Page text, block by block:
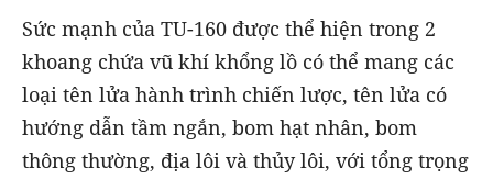
Sức mạnh của TU-160 được thể hiện trong 2
khoang chứa vũ khí khổng lồ có thể mang các
loại tên lửa hành trình chiến lược, tên lửa có
hướng dẫn tầm ngắn, bom hạt nhân, bom
thông thường, địa lôi và thủy lôi, với tổng trọng